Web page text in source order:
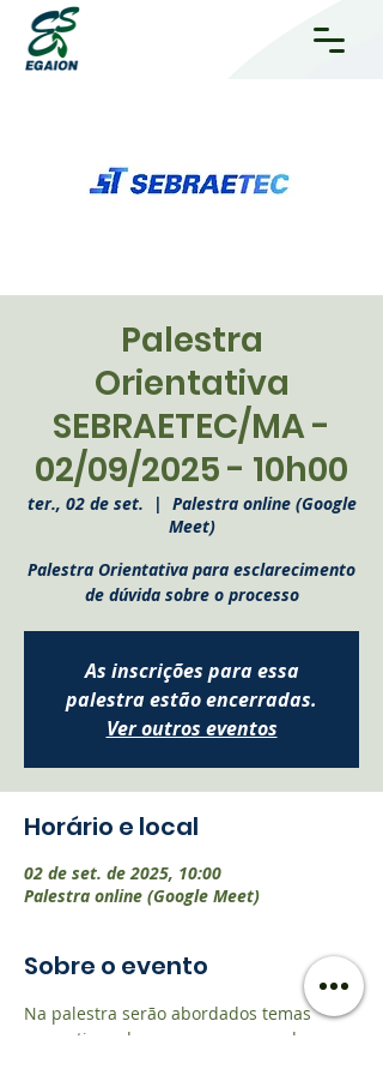
Palestra
Orientativa
SEBRAETEC/MA -
02/09/2025 - 10h00
ter., 02 de set.
  |
Palestra online (Google
Meet)
Palestra Orientativa para esclarecimento
de dúvida sobre o processo
As inscrições para essa
palestra estão encerradas.
Ver outros eventos
Horário e local
02 de set. de 2025, 10:00
Palestra online (Google Meet)
Sobre o evento
Na palestra serão abordados temas
como: tipos de empresas que podem